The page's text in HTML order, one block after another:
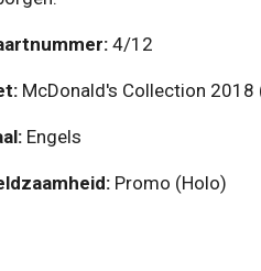
4/12
McDonald's Collection 2018
Engels
Promo (Holo)